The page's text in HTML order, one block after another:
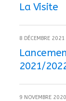
La Visite
8 DÉCEMBRE 2021
2021/
9 NOVEMBRE 2020